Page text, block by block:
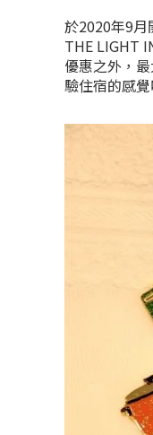
於2020年9月
THE LIGHT
優惠之外，
驗住宿的感覺